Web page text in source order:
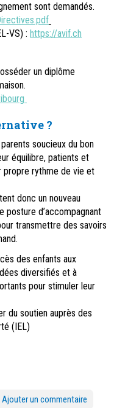
sont demandés.
VS) : https://avif.ch
un diplôme
?
soucieux du bon
équilibre, patients et
propre rythme de vie et
donc un nouveau
posture d’accompagnant
transmettre des savoirs
des enfants aux
diversifiés et à
pour stimuler leur
du soutien auprès des
(IEL)
Ajouter un commentaire